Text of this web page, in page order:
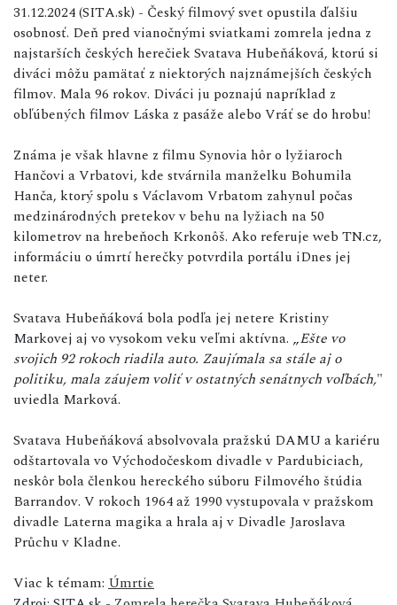
31.12.2024 (SITA.sk) - Český filmový svet opustila ďalšiu
osobnosť. Deň pred vianočnými sviatkami zomrela jedna z
najstarších českých herečiek Svatava Hubeňáková, ktorú si
diváci môžu pamätať z niektorých najznámejších českých
filmov. Mala 96 rokov. Diváci ju poznajú napríklad z
obľúbených filmov Láska z pasáže alebo Vráť se do hrobu!
Známa je však hlavne z filmu Synovia hôr o lyžiaroch
Hančovi a Vrbatovi, kde stvárnila manželku Bohumila
Hanča, ktorý spolu s Václavom Vrbatom zahynul počas
medzinárodných pretekov v behu na lyžiach na 50
kilometrov na hrebeňoch Krkonôš. Ako referuje web TN.cz,
informáciu o úmrtí herečky potvrdila portálu iDnes jej
neter.
Svatava Hubeňáková bola podľa jej netere Kristiny
Markovej aj vo vysokom veku veľmi aktívna. „Ešte vo
svojich 92 rokoch riadila auto. Zaujímala sa stále aj o
politiku, mala záujem voliť v ostatných senátnych voľbách,"
uviedla Marková.
Svatava Hubeňáková absolvovala pražskú DAMU a kariéru
odštartovala vo Východočeskom divadle v Pardubiciach,
neskôr bola členkou hereckého súboru Filmového štúdia
Barrandov. V rokoch 1964 až 1990 vystupovala v pražskom
divadle Laterna magika a hrala aj v Divadle Jaroslava
Průchu v Kladne.
Viac k témam: Úmrtie